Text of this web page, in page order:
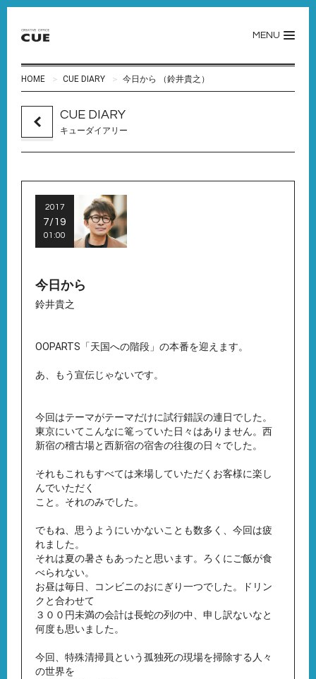
MENU
HOME CUE DIARY 今日から （鈴井貴之）
CUE DIARY
キューダイアリー
2017
7/19
01:00
今日から
鈴井貴之
OOPARTS「天国への階段」の本番を迎えます。
あ、もう宣伝じゃないです。
今回はテーマがテーマだけに試行錯誤の連日でした。
東京にいてこんなに篭っていた日々はありません。西
新宿の稽古場と西新宿の宿舎の往復の日々でした。
それもこれもすべては来場していただくお客様に楽し
んでいただく
こと。それのみでした。
でもね、思うようにいかないことも数多く、今回は疲
れました。
それは夏の暑さもあったと思います。ろくにご飯が食
べられない。
お昼は毎日、コンビニのおにぎり一つでした。ドリン
クと合わせて
３００円未満の会計は長蛇の列の中、申し訳ないなと
何度も思いました。
今回、特殊清掃員という孤独死の現場を掃除する人々
の世界を